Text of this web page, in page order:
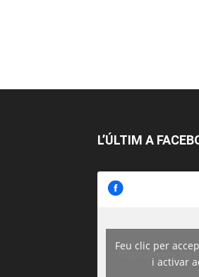
L’ÚLTIM A
https://
Feu clic per
i activar